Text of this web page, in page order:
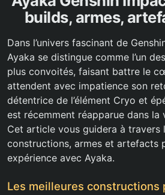
builds, armes,
Dans l’univers fascinant de
Ayaka se distingue comme l’un
plus convoités, faisant battre le
attendent avec impatience son
détentrice de l’élément Cryo et
est récemment réapparue dans la
Cet article vous guidera à travers
constructions, armes et artefacts
expérience avec Ayaka.
Les meilleures constructions